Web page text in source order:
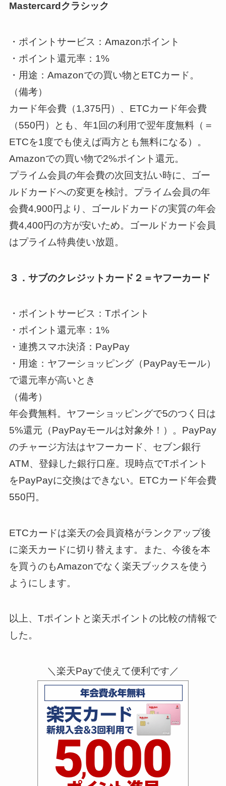
Mastercardクラシック
・ポイントサービス：Amazonポイント
・ポイント還元率：1%
・用途：Amazonでの買い物とETCカード。
（備考）
カード年会費（1,375円）、ETCカード年会費
（550円）とも、年1回の利用で翌年度無料（＝
ETCを1度でも使えば両方とも無料になる）。
Amazonでの買い物で2%ポイント還元。
プライム会員の年会費の次回支払い時に、ゴー
ルドカードへの変更を検討。プライム会員の年
会費4,900円より、ゴールドカードの実質の年会
費4,400円の方が安いため。ゴールドカード会員
はプライム特典使い放題。
３．サブのクレジットカード２＝ヤフーカード
・ポイントサービス：Tポイント
・ポイント還元率：1%
・連携スマホ決済：PayPay
・用途：ヤフーショッピング（PayPayモール）
で還元率が高いとき
（備考）
年会費無料。ヤフーショッピングで5のつく日は
5%還元（PayPayモールは対象外！）。PayPay
のチャージ方法はヤフーカード、セブン銀行
ATM、登録した銀行口座。現時点でTポイント
をPayPayに交換はできない。ETCカード年会費
550円。
ETCカードは楽天の会員資格がランクアップ後
に楽天カードに切り替えます。また、今後を本
を買うのもAmazonでなく楽天ブックスを使う
ようにします。
以上、Tポイントと楽天ポイントの比較の情報で
した。
＼楽天Payで使えて便利です／